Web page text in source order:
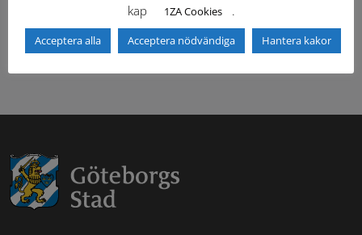
Säkerhetsordningen
kap
1ZA Cookies .
Acceptera alla Acceptera nödvändiga Hantera kakor